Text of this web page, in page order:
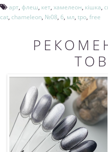
арт, флеш, кет, хамелеон, кішка,
cat, chameleon, №08, 6, мл, tpo, free